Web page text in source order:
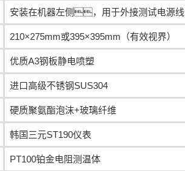
安装在机器左侧，用于外接测试电源
210×275mm或395×395mm（有效视界）
优质A3钢板静电喷塑
进口高级不锈钢SUS304
硬质聚氨酯泡沫+玻璃纤维
韩国三元ST190仪表
PT100铂金电阻测温体